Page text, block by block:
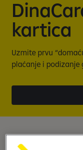
kartica
Uzmite prvu
plaćanje i podizanje